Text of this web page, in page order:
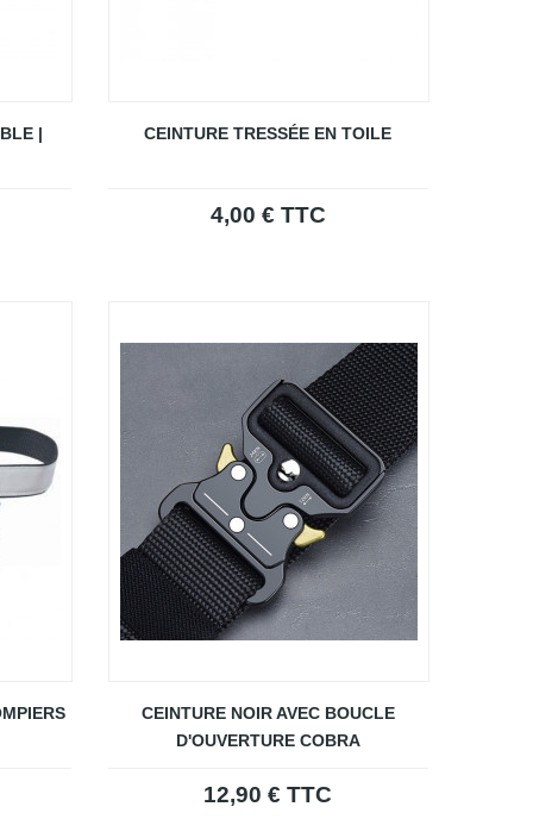
| CEINTURE TRESSÉE EN TOILE
4,00 € TTC
CEINTURE NOIR AVEC BOUCLE
D'OUVERTURE COBRA
12,90 € TTC